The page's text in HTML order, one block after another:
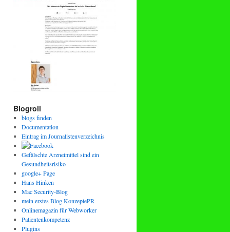
Blogroll
blogs finden
Documentation
Eintrag im Journalistenverzeichnis
Gefälschte Arzneimittel sind ein
Gesundheitsrisiko
google+ Page
Hans Hinken
Mac Security-Blog
mein erstes Blog KonzeptePR
Onlinemagazin für Webworker
Patientenkompetenz
Plugins